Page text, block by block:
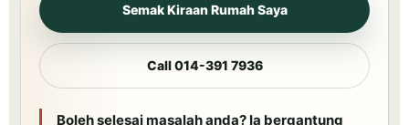
Semak Kiraan Rumah Saya
Call 014-391 7936
Boleh selesai masalah anda? Ia bergantung